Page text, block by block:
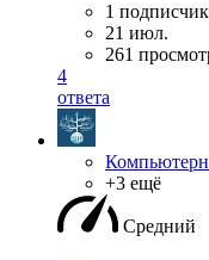
1 подписчик
21 июл.
261
4
ответа
+3 ещё
Средний